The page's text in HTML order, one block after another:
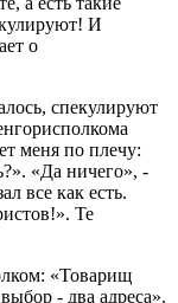
И
о
спекулируют
меня по плечу:
«Да ничего», -
все как есть.
Те
«Товарищ
- два адреса».